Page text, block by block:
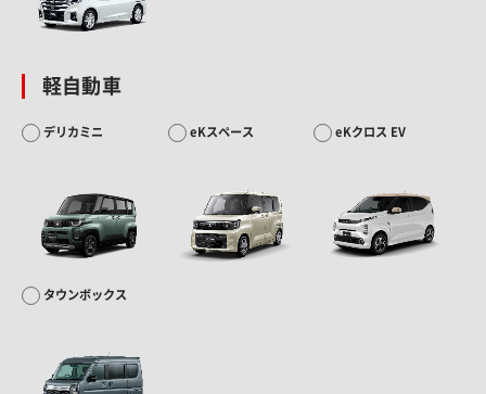
軽自動車
デリカミニ eKスペース eKクロス EV
タウンボックス